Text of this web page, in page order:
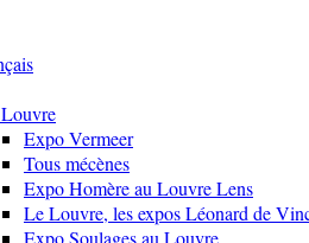
Expo Vermeer
Tous mécènes
Expo Homère au Louvre Lens
Le Louvre, les expos Léonard de